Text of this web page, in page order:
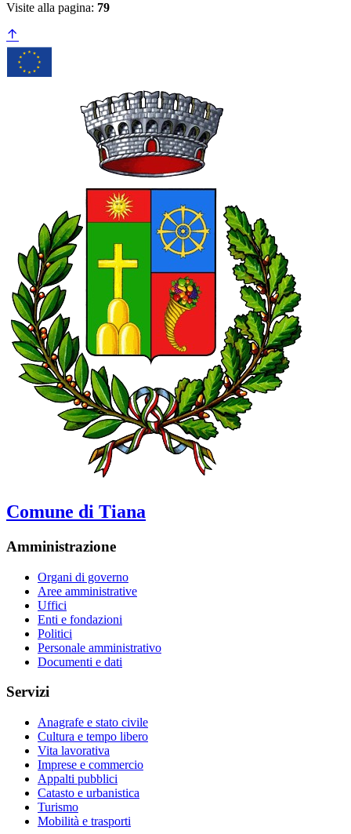
Visite alla pagina: 79
Comune di Tiana
Amministrazione
Organi di governo
Aree amministrative
Uffici
Enti e fondazioni
Politici
Personale amministrativo
Documenti e dati
Servizi
Anagrafe e stato civile
Cultura e tempo libero
Vita lavorativa
Imprese e commercio
Appalti pubblici
Catasto e urbanistica
Turismo
Mobilità e trasporti